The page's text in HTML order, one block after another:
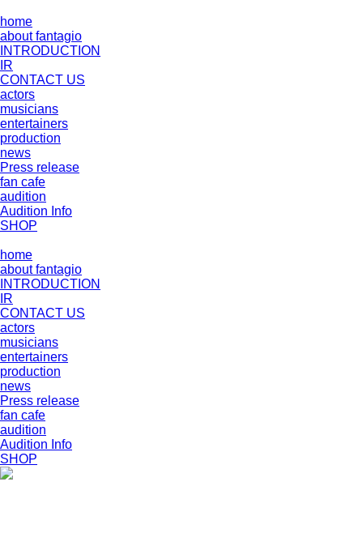
home
about fantagio
INTRODUCTION
IR
CONTACT US
actors
musicians
entertainers
production
news
Press release
fan cafe
audition
Audition Info
SHOP
home
about fantagio
INTRODUCTION
IR
CONTACT US
actors
musicians
entertainers
production
news
Press release
fan cafe
audition
Audition Info
SHOP